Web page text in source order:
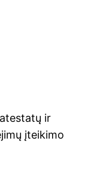
ir
įteikimo